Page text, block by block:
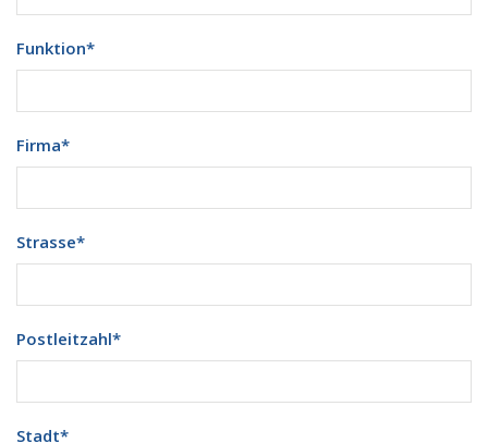
Funktion*
Firma*
Strasse*
Postleitzahl*
Stadt*